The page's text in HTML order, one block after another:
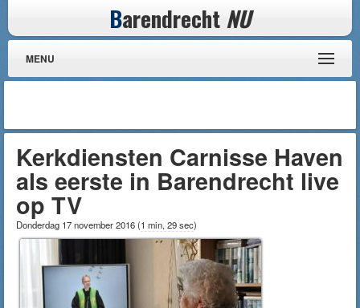
Barendrecht NU
MENU
Kerkdiensten Carnisse Haven
als eerste in Barendrecht live
op TV
Donderdag 17 november 2016(1 min, 29 sec)